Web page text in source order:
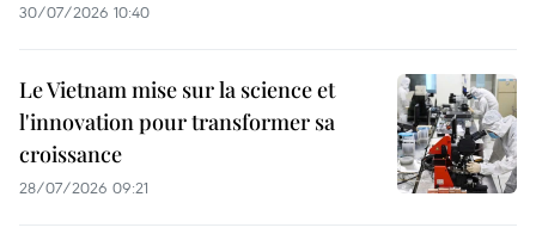
30/07/2026 10:40
Le Vietnam mise sur la science et
l'innovation pour transformer sa
croissance
28/07/2026 09:21